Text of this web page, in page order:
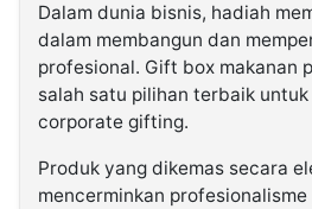
Dalam dunia bisnis, hadiah
dalam membangun dan
profesional. Gift box makanan
salah satu pilihan terbaik
corporate gifting.
Produk yang dikemas secara
mencerminkan profesionalisme